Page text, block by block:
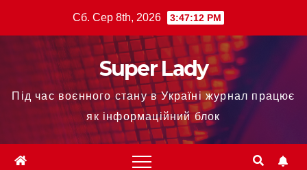
Сб. Сер 8th, 2026 3:47:13 PM
Super Lady
Під час воєнного стану в Україні журнал працює
як інформаційний блок